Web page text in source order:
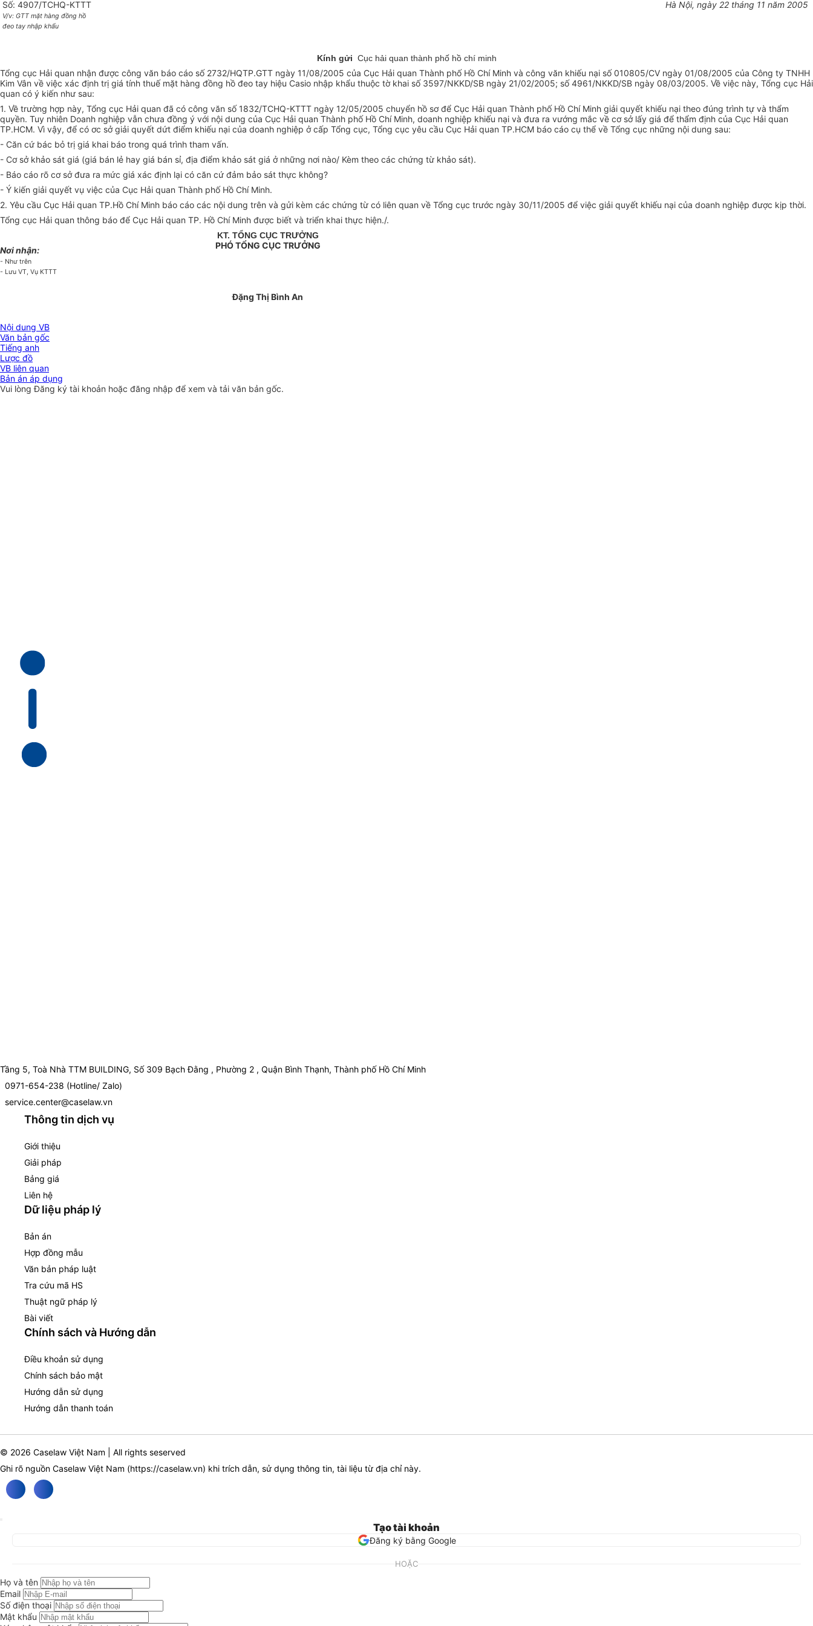
Số: 4907/TCHQ-KTTT
V/v: GTT mặt hàng đồng hồ
đeo tay nhập khẩu
Hà Nội, ngày 22 tháng 11 năm 2005
Kính gửi Cục hải quan thành phố hồ chí minh
Tổng cục Hải quan nhận được công văn báo cáo số 2732/HQTP.GTT ngày 11/08/2005 của Cục Hải quan Thành phố Hồ Chí Minh và công văn khiếu nại số 010805/CV ngày 01/08/2005 của Công ty TNHH
Kim Vân về việc xác định trị giá tính thuế mặt hàng đồng hồ đeo tay hiệu Casio nhập khẩu thuộc tờ khai số 3597/NKKD/SB ngày 21/02/2005; số 4961/NKKD/SB ngày 08/03/2005. Về việc này, Tổng cục Hải
quan có ý kiến như sau:
1. Về trường hợp này, Tổng cục Hải quan đã có công văn số 1832/TCHQ-KTTT ngày 12/05/2005 chuyển hồ sơ để Cục Hải quan Thành phố Hồ Chí Minh giải quyết khiếu nại theo đúng trình tự và thẩm
quyền. Tuy nhiên Doanh nghiệp vẫn chưa đồng ý với nội dung của Cục Hải quan Thành phố Hồ Chí Minh, doanh nghiệp khiếu nại và đưa ra vướng mắc về cơ sở lấy giá để thẩm định của Cục Hải quan
TP.HCM. Vì vậy, để có ơc sở giải quyết dứt điểm khiếu nại của doanh nghiệp ở cấp Tổng cục, Tổng cục yêu cầu Cục Hải quan TP.HCM báo cáo cụ thể về Tổng cục những nội dung sau:
- Căn cứ bác bỏ trị giá khai báo trong quá trình tham vấn.
- Cơ sở khảo sát giá (giá bán lẻ hay giá bán sỉ, địa điểm khảo sát giá ở những nơi nào/ Kèm theo các chứng từ khảo sát).
- Báo cáo rõ cơ sở đưa ra mức giá xác định lại có căn cứ đảm bảo sát thực không?
- Ý kiến giải quyết vụ việc của Cục Hải quan Thành phố Hồ Chí Minh.
2. Yêu cầu Cục Hải quan TP.Hồ Chí Minh báo cáo các nội dung trên và gửi kèm các chứng từ có liên quan về Tổng cục trước ngày 30/11/2005 để việc giải quyết khiếu nại của doanh nghiệp được kịp thời.
Tổng cục Hải quan thông báo để Cục Hải quan TP. Hồ Chí Minh được biết và triển khai thực hiện./.
Nơi nhận:
- Như trên
- Lưu VT, Vụ KTTT
KT. TỔNG CỤC TRƯỞNG
PHÓ TỔNG CỤC TRƯỞNG
Đặng Thị Bình An
Nội dung VB
Văn bản gốc
Tiếng anh
Lược đồ
VB liên quan
Bản án áp dụng
Vui lòngĐăng ký tài khoản hoặc đăng nhập để xem và tải văn bản gốc.
Tầng 5, Toà Nhà TTM BUILDING, Số 309 Bạch Đằng , Phường 2 , Quận Bình Thạnh, Thành phố Hồ Chí Minh
0971-654-238 (Hotline/ Zalo)
service.center@caselaw.vn
Thông tin dịch vụ
Giới thiệu
Giải pháp
Bảng giá
Liên hệ
Dữ liệu pháp lý
Bản án
Hợp đồng mẫu
Văn bản pháp luật
Tra cứu mã HS
Thuật ngữ pháp lý
Bài viết
Chính sách và Hướng dẫn
Điều khoản sử dụng
Chính sách bảo mật
Hướng dẫn sử dụng
Hướng dẫn thanh toán
© 2026 Caselaw Việt Nam | All rights seserved
Ghi rõ nguồn Caselaw Việt Nam (https://caselaw.vn) khi trích dẫn, sử dụng thông tin, tài liệu từ địa chỉ này.
Tạo tài khoản
Đăng ký bằng Google
HOẶC
Họ và tên
Email
Số điện thoại
Mật khẩu